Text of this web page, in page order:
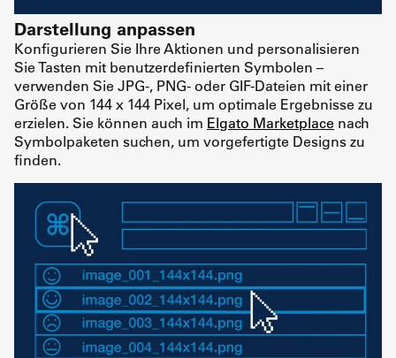
Darstellung anpassen
Konfigurieren Sie Ihre Aktionen und personalisieren
Sie Tasten mit benutzerdefinierten Symbolen –
verwenden Sie JPG-, PNG- oder GIF-Dateien mit einer
Größe von 144 x 144 Pixel, um optimale Ergebnisse zu
erzielen. Sie können auch im Elgato Marketplace nach
Symbolpaketen suchen, um vorgefertigte Designs zu
finden.